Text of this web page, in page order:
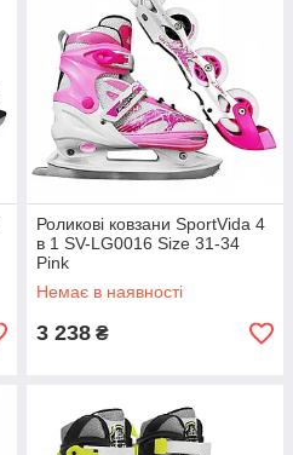
Роликові ковзани SportVida 4
в 1 SV-LG0016 Size 31-34
Pink
Немає в наявності
3 238 ₴